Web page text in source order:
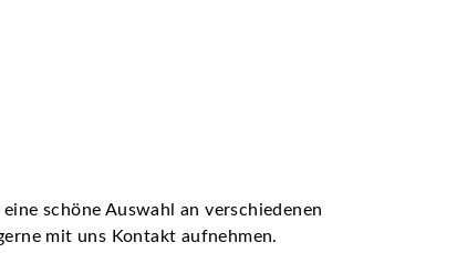
schöne Auswahl an verschiedenen
mit uns Kontakt aufnehmen.